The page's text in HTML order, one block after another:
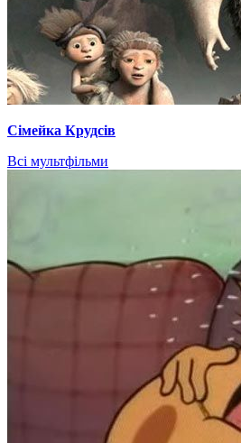
Сімейка Крудсів
Всі мультфільми